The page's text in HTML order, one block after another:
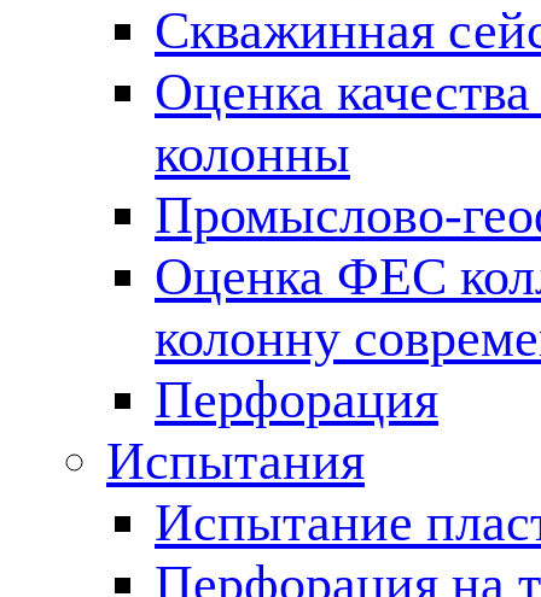
Скважинная
Оценка
колонны
Промыслово-
Оценка ФЕС
колонну
Перфорация
Испытания
Испытание
Перфорация на